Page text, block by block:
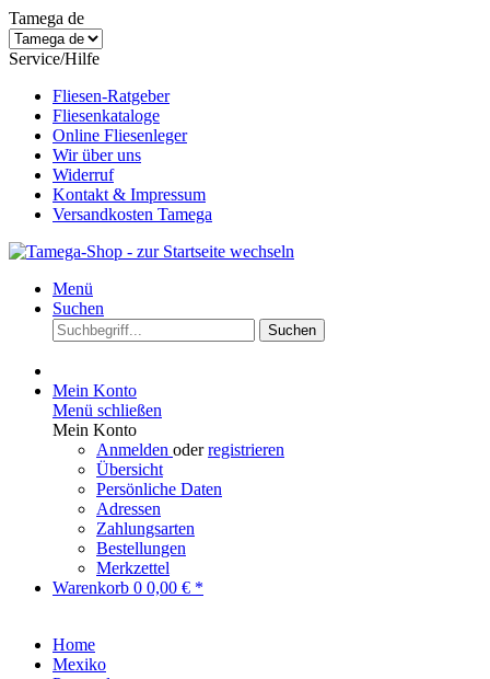
Tamega de
Service/Hilfe
Fliesen-Ratgeber
Fliesenkataloge
Online Fliesenleger
Wir über uns
Widerruf
Kontakt & Impressum
Versandkosten Tamega
Menü
Suchen
Suchen
Mein Konto
Menü schließen
Mein Konto
Anmelden oderregistrieren
Übersicht
Persönliche Daten
Adressen
Zahlungsarten
Bestellungen
Merkzettel
Warenkorb 0 0,00 € *
Home
Mexiko